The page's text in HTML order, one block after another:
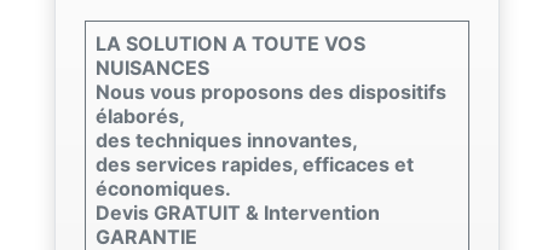
LA SOLUTION A TOUTE VOS
NUISANCES
Nous vous proposons des dispositifs
élaborés,
des techniques innovantes,
des services rapides, efficaces et
économiques.
Devis GRATUIT & Intervention
GARANTIE